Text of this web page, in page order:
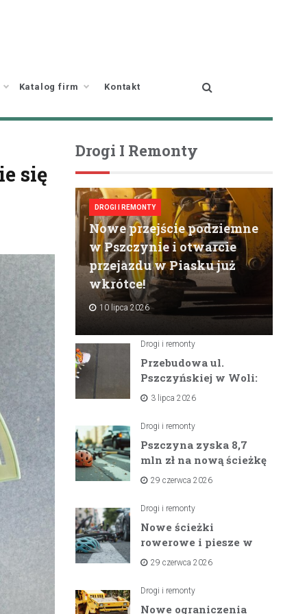
Katalog firm Kontakt
się
Drogi I Remonty
DROGI I REMONTY
Nowe przejście podziemne
w Pszczynie i otwarcie
przejazdu w Piasku już
wkrótce!
10 lipca 2026
Drogi i remonty
Przebudowa ul.
Pszczyńskiej w Woli:
Wielka inwestycja
horyzoncie
3 lipca 2026
Drogi i remonty
Pszczyna zyska 8,7
mln zł na nową ścieżkę
rowerową między
29 czerwca 2026
Drogi i remonty
Nowe ścieżki
rowerowe i piesze w
gminach Suszec i
unijnemu wsparciu
29 czerwca 2026
Drogi i remonty
Nowe ograniczenia